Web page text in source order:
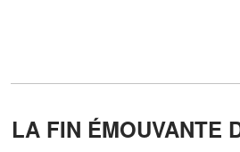
LA FIN ÉMOUVANTE